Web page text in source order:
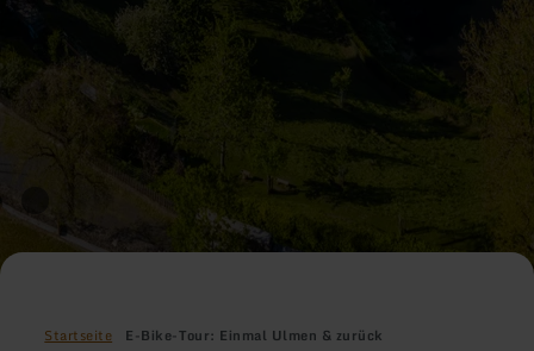
Startseite E-Bike-Tour: Einmal Ulmen & zurück